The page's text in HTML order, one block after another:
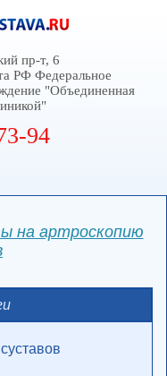
пр-т, 6
РФ Федеральное
"Объединенная
94
на артроскопию